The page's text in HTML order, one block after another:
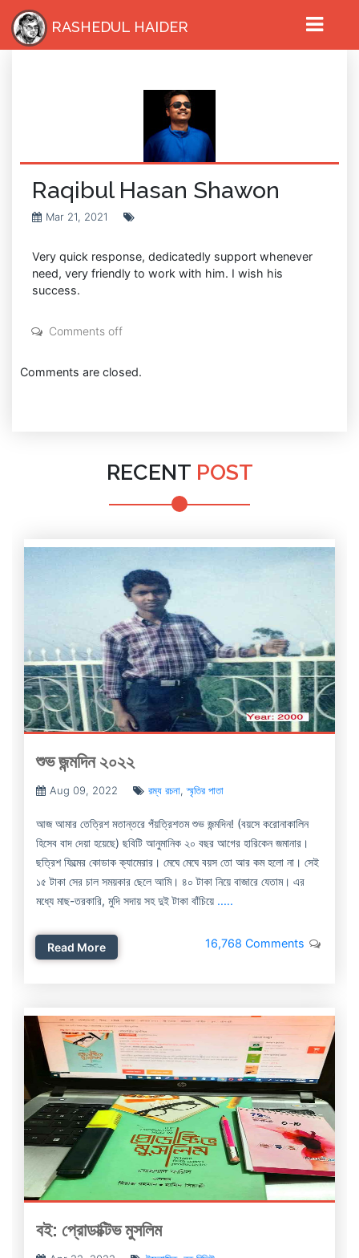
RASHEDUL HAIDER
Raqibul Hasan Shawon
Mar 21, 2021
Very quick response, dedicatedly support whenever
need, very friendly to work with him. I wish his
success.
Comments off
Comments are closed.
RECENT POST
শুভ জন্মদিন ২০২২
Aug 09, 2022 রম্য রচনা,স্মৃতির পাতা
আজ আমার তেত্রিশ মতান্তরে পঁয়ত্রিশতম শুভ জন্মদিন! (বয়সে করোনাকালিন
হিসেব বাদ দেয়া হয়েছে) ছবিটি আনুমানিক ২০ বছর আগের হারিকেন জমানার।
ছত্রিশ ফিল্মের কোডাক ক্যামেরার। মেঘে মেঘে বয়স তো আর কম হলো না। সেই
১৫ টাকা সের চাল সময়কার ছেলে আমি। ৪০ টাকা নিয়ে বাজারে যেতাম। এর
মধ্যে মাছ-তরকারি, মুদি সদায় সহ দুই টাকা বাঁচিয়ে .....
Read More 16,768 Comments
বই: প্রোডাক্টিভ মুসলিম